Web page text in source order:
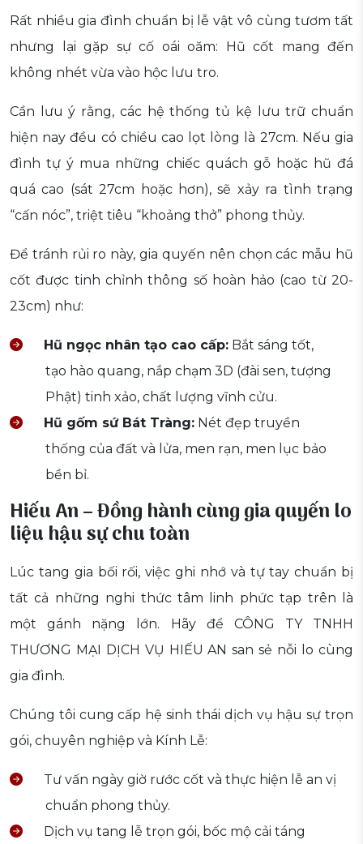
Rất nhiều gia đình chuẩn bị lễ vật vô cùng tươm tất
nhưng lại gặp sự cố oái oăm: Hũ cốt mang đến
không nhét vừa vào hộc lưu tro.
Cần lưu ý rằng, các hệ thống tủ kệ lưu trữ chuẩn
hiện nay đều có chiều cao lọt lòng là 27cm. Nếu gia
đình tự ý mua những chiếc quách gỗ hoặc hũ đá
quá cao (sát 27cm hoặc hơn), sẽ xảy ra tình trạng
“cấn nóc”, triệt tiêu “khoảng thở” phong thủy.
Để tránh rủi ro này, gia quyến nên chọn các mẫu hũ
cốt được tinh chỉnh thông số hoàn hảo (cao từ 20-
23cm) như:
Hũ ngọc nhân tạo cao cấp: Bắt sáng tốt,
tạo hào quang, nắp chạm 3D (đài sen, tượng
Phật) tinh xảo, chất lượng vĩnh cửu.
Hũ gốm sứ Bát Tràng: Nét đẹp truyền
thống của đất và lửa, men rạn, men lục bảo
bền bỉ.
Hiếu An – Đồng hành cùng gia quyến lo
liệu hậu sự chu toàn
Lúc tang gia bối rối, việc ghi nhớ và tự tay chuẩn bị
tất cả những nghi thức tâm linh phức tạp trên là
một gánh nặng lớn. Hãy để CÔNG TY TNHH
THƯƠNG MẠI DỊCH VỤ HIẾU AN san sẻ nỗi lo cùng
gia đình.
Chúng tôi cung cấp hệ sinh thái dịch vụ hậu sự trọn
gói, chuyên nghiệp và Kính Lễ:
Tư vấn ngày giờ rước cốt và thực hiện lễ an vị
chuẩn phong thủy.
Dịch vụ tang lễ trọn gói, bốc mộ cải táng